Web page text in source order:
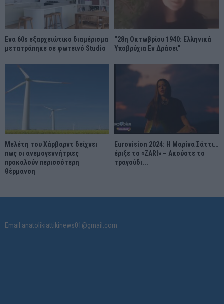
Ένα 60s εξαρχειώτικο διαμέρισμα
μετατράπηκε σε φωτεινό Studio
“28η Οκτωβρίου 1940: Ελληνικά
Υποβρύχια Εν Δράσει”
Μελέτη του Χάρβαρντ δείχνει
πως οι ανεμογεννήτριες
προκαλούν περισσότερη
θέρμανση
Eurovision 2024: Η Μαρίνα Σάττι…
έριξε το «ZARI» – Ακούστε το
τραγούδι...
Email:anatolikiattikinews01@gmail.com